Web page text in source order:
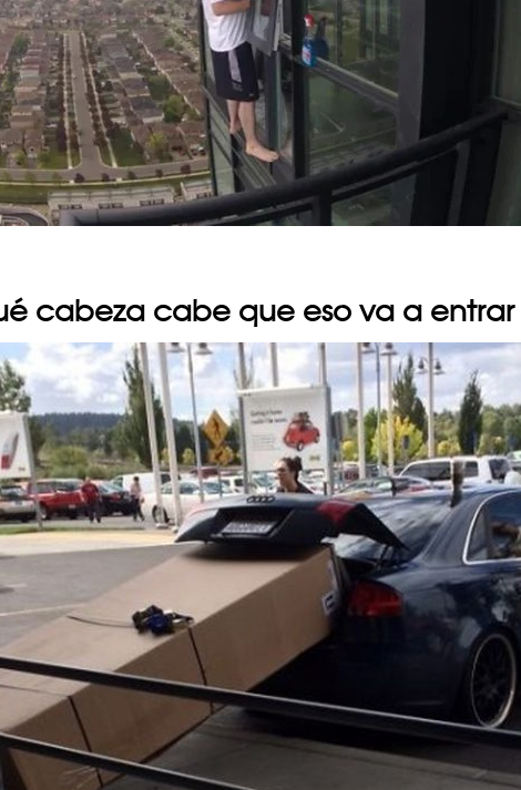
cabeza cabe que eso va a